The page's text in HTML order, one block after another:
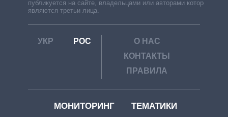
публикуется на сайте, владельцами или авторами которой
являются третьи лица.
УКР РОС
О НАС
КОНТАКТЫ
ПРАВИЛА
МОНИТОРИНГ ТЕМАТИКИ